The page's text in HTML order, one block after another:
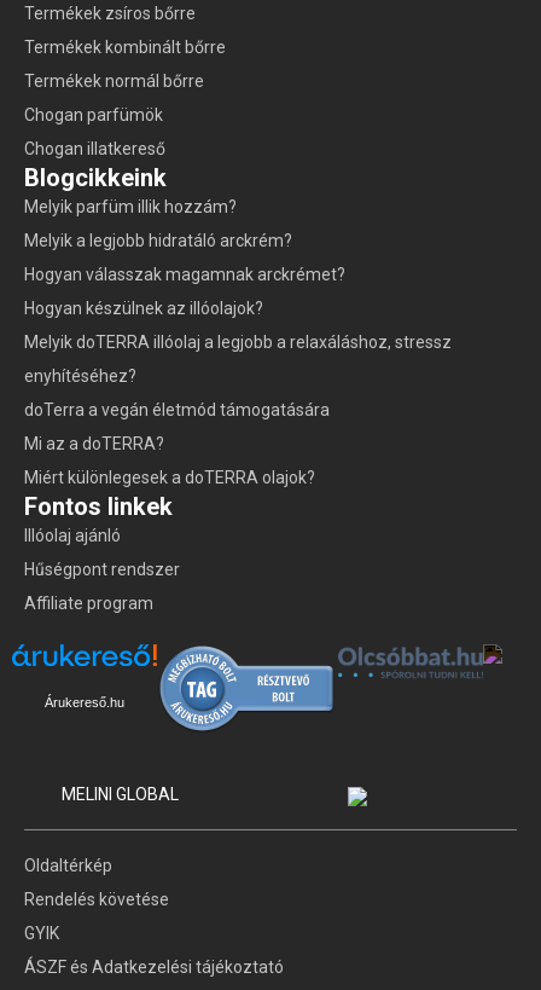
Termékek zsíros bőrre
Termékek kombinált bőrre
Termékek normál bőrre
Chogan parfümök
Chogan illatkereső
Blogcikkeink
Melyik parfüm illik hozzám?
Melyik a legjobb hidratáló arckrém?
Hogyan válasszak magamnak arckrémet?
Hogyan készülnek az illóolajok?
Melyik doTERRA illóolaj a legjobb a relaxáláshoz, stressz
enyhítéséhez?
doTerra a vegán életmód támogatására
Mi az a doTERRA?
Miért különlegesek a doTERRA olajok?
Fontos linkek
Illóolaj ajánló
Hűségpont rendszer
Affiliate program
Árukereső.hu
MELINI GLOBAL
ÁSZF és Adatkezelési tájékoztató
GYIK
Rendelés követése
Oldaltérkép